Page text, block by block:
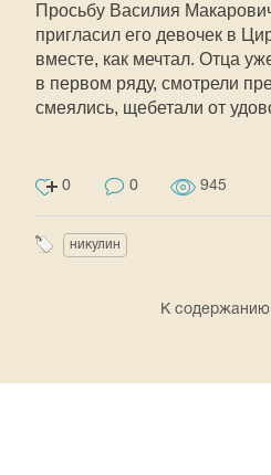
Просьбу Василия
пригласил его девочек в
вместе, как мечтал. Отца
в первом ряду, смотрели
смеялись, щебетали от
0 0 945
никулин
К содержанию